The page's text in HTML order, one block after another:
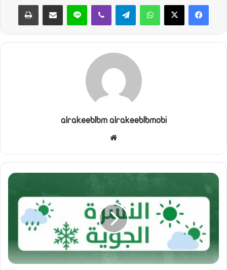
واتساب تيلقرام ڤايبر لاين مشاركة عبر البريد طباعة
alrakeeblbm alrakeeblbmobi